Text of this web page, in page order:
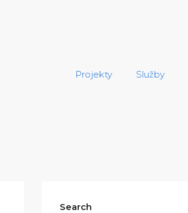
Projekty Služby
Search